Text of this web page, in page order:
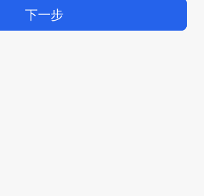
下一步